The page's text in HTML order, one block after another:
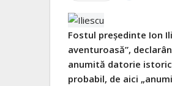
Fostul preşedinte Ion
aventuroasă”,
anumită datorie
probabil, de aici